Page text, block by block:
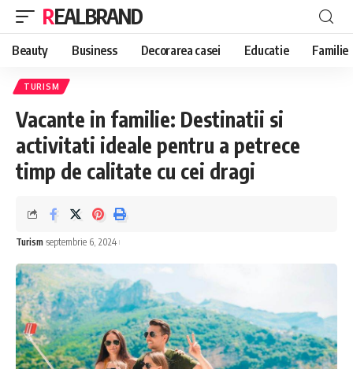
REALBRAND
Beauty Business Decorarea casei Educatie Familie
TURISM
Vacante in familie: Destinatii si
activitati ideale pentru a petrece
timp de calitate cu cei dragi
Turism septembrie 6, 2024